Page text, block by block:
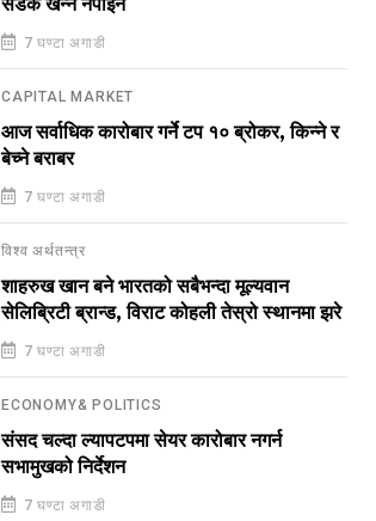
सडक खन्न नपाइने
7 घण्टा अगाडी
CAPITAL MARKET
आज सर्वाधिक कारोबार गर्ने टप १० ब्रोकर, किन्ने र
बेच्ने बराबर
7 घण्टा अगाडी
विश्व अर्थतन्त्र
शाहरुख खान बने भारतको सबैभन्दा मूल्यवान
सेलिब्रिटी ब्रान्ड, विराट कोहली तेस्रो स्थानमा झरे
7 घण्टा अगाडी
ECONOMY& POLITICS
संसद चल्दा ल्यापटपमा सेयर कारोबार नगर्न
सभामुखको निर्देशन
7 घण्टा अगाडी